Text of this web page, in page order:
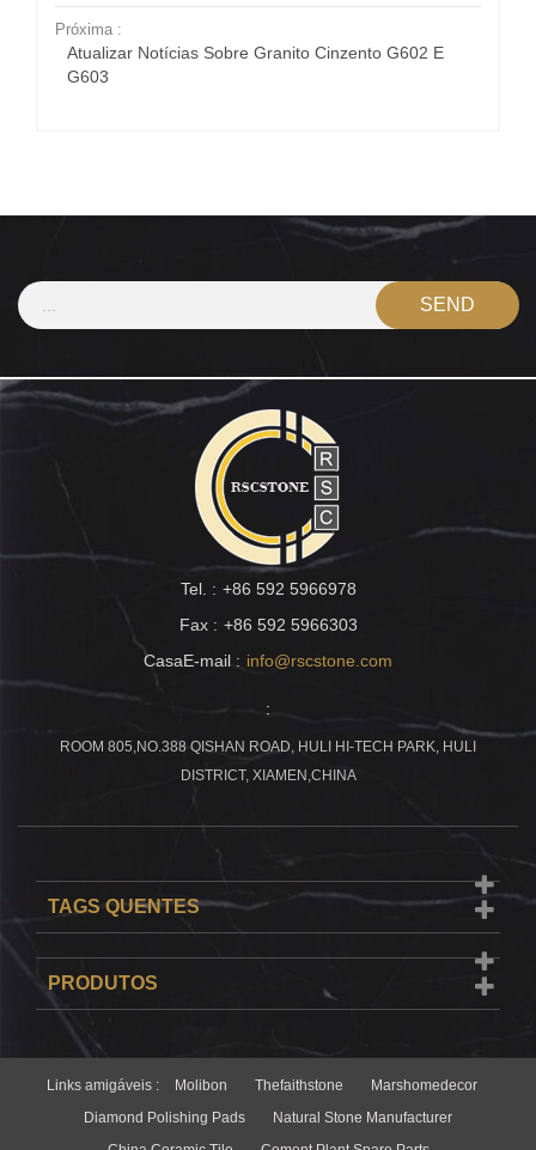
Próxima :
Atualizar Notícias Sobre Granito Cinzento G602 E
G603
Tel. : +86 592 5966978
Fax : +86 592 5966303
CasaE-mail : info@rscstone.com
:
ROOM 805,NO.388 QISHAN ROAD, HULI HI-TECH PARK, HULI
DISTRICT, XIAMEN,CHINA
TAGS QUENTES
PRODUTOS
Links amigáveis : Molibon Thefaithstone
Marshomedecor
Diamond Polishing Pads
Natural Stone Manufacturer